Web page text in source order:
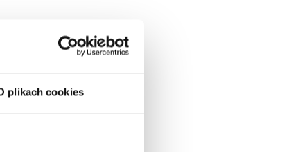
plikach cookies